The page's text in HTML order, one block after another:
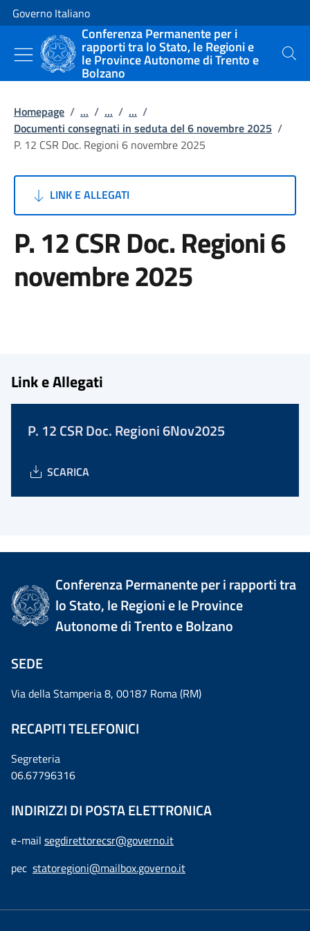
Vai al contenuto
Vai alla navigazione del sito
Governo Italiano
Conferenza Permanente per i
rapporti tra lo Stato, le Regioni e
le Province Autonome di Trento e
Bolzano
Cerca
Homepage / ... / ... / ... /
Documenti consegnati in seduta del 6 novembre 2025 /
P. 12 CSR Doc. Regioni 6 novembre 2025
LINK E ALLEGATI
P. 12 CSR Doc. Regioni 6
novembre 2025
Link e Allegati
P. 12 CSR Doc. Regioni 6Nov2025
SCARICA
Conferenza Permanente per i rapporti tra
lo Stato, le Regioni e le Province
Autonome di Trento e Bolzano
SEDE
Via della Stamperia 8, 00187 Roma (RM)
RECAPITI TELEFONICI
Segreteria
06.67796316
INDIRIZZI DI POSTA ELETTRONICA
e-mail segdirettorecsr@governo.it
pec statoregioni@mailbox.governo.it